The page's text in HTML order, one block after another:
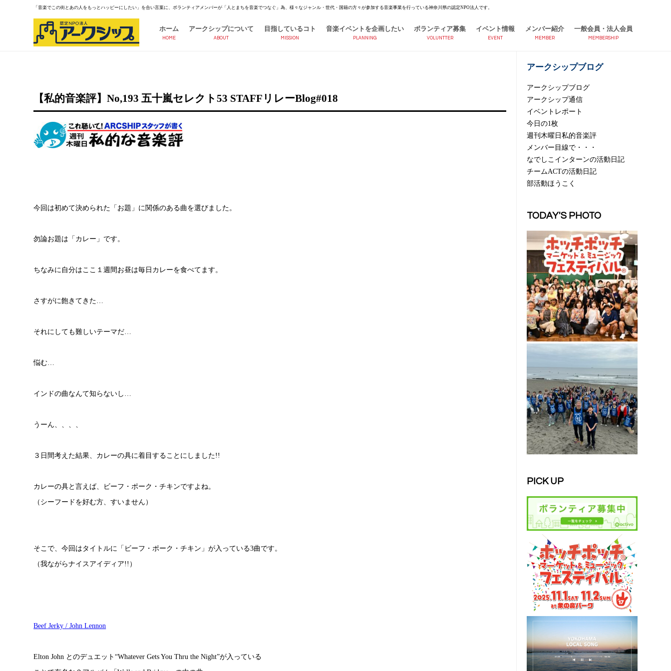
「音楽でこの街とあの人をもっとハッピーにしたい」を合い言葉に、ボランティアメンバーが「人とまちを音楽でつなぐ」為、様々なジャンル・世代・国籍の方々が参加する音楽事業を行っている神奈川県の認定NPO法人です。
ホーム
HOME
アークシップについて
ABOUT
目指しているコト
MISSION
音楽イベントを企画したい
PLANNING
ボランティア募集
VOLUNTTER
イベント情報
EVENT
メンバー紹介
MEMBER
一般会員・法人会員
MEMBERSHIP
【私的音楽評】No,193 五十嵐セレクト53 STAFFリレーBlog#018
今回は初めて決められた「お題」に関係のある曲を選びました。
勿論お題は「カレー」です。
ちなみに自分はここ１週間お昼は毎日カレーを食べてます。
さすがに飽きてきた…
それにしても難しいテーマだ…
悩む…
インドの曲なんて知らないし…
うーん、、、、
３日間考えた結果、カレーの具に着目することにしました!!
カレーの具と言えば、ビーフ・ポーク・チキンですよね。
（シーフードを好む方、すいません）
そこで、今回はタイトルに「ビーフ・ポーク・チキン」が入っている3曲です。
（我ながらナイスアイディア!!）
Beef Jerky / John Lennon
Elton John とのデュエット“Whatever Gets You Thru the Night”が入っている
アークシップブログ
アークシップブログ
アークシップ通信
イベントレポート
今日の1枚
週刊木曜日私的音楽評
メンバー目線で・・・
なでしこインターンの活動日記
チームACTの活動日記
部活動ほうこく
TODAY'S PHOTO
PICK UP